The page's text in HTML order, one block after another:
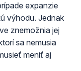
expanzie
výhodu. Jednak
znemožnia jej
sa nemusia
meniť aj